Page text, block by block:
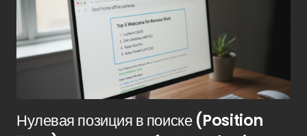
Нулевая позиция в поиске (Position